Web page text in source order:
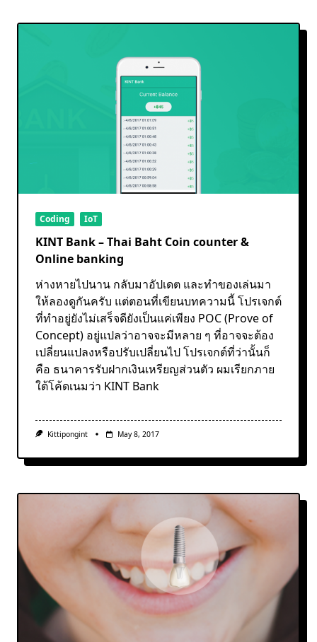
Coding IoT
KINT Bank – Thai Baht Coin counter &
Online banking
ห่างหายไปนาน กลับมาอัปเดต และทำของเล่นมา
ให้ลองดูกันครับ แต่ตอนที่เขียนบทความนี้ โปรเจกต์
ที่ทำอยู่ยังไม่เสร็จดียังเป็นแค่เพียง POC (Prove of
Concept) อยู่แปลว่าอาจจะมีหลาย ๆ ที่อาจจะต้อง
เปลี่ยนแปลงหรือปรับเปลี่ยนไป โปรเจกต์ที่ว่านั้นก็
คือ ธนาคารรับฝากเงินเหรียญส่วนตัว ผมเรียกภาย
ใต้โค้ดเนมว่า KINT Bank
Kittipongint May 8, 2017